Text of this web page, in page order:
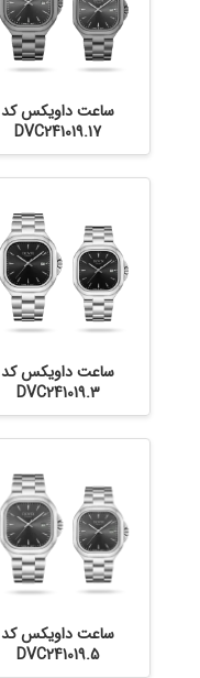
ساعت داویکس کد
DVC241019.17
ساعت داویکس کد
DVC241019.3
ساعت داویکس کد
DVC241019.5